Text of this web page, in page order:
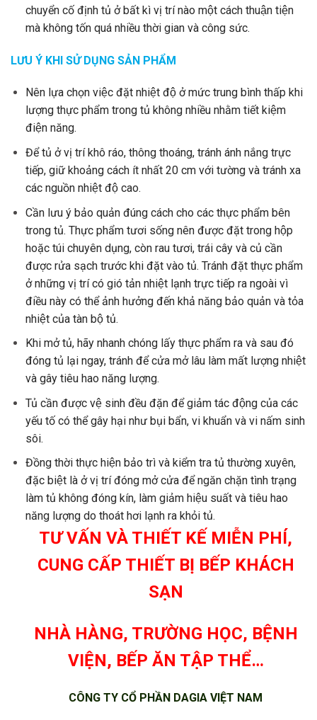
chuyển cố định tủ ở bất kì vị trí nào một cách thuận tiện
mà không tốn quá nhiều thời gian và công sức.
LƯU Ý KHI SỬ DỤNG SẢN PHẨM
Nên lựa chọn việc đặt nhiệt độ ở mức trung bình thấp khi
lượng thực phẩm trong tủ không nhiều nhằm tiết kiệm
điện năng.
Để tủ ở vị trí khô ráo, thông thoáng, tránh ánh nắng trực
tiếp, giữ khoảng cách ít nhất 20 cm với tường và tránh xa
các nguồn nhiệt độ cao.
Cần lưu ý bảo quản đúng cách cho các thực phẩm bên
trong tủ. Thực phẩm tươi sống nên được đặt trong hộp
hoặc túi chuyên dụng, còn rau tươi, trái cây và củ cần
được rửa sạch trước khi đặt vào tủ. Tránh đặt thực phẩm
ở những vị trí có gió tản nhiệt lạnh trực tiếp ra ngoài vì
điều này có thể ảnh hưởng đến khả năng bảo quản và tỏa
nhiệt của tàn bộ tủ.
Khi mở tủ, hãy nhanh chóng lấy thực phẩm ra và sau đó
đóng tủ lại ngay, tránh để cửa mở lâu làm mất lượng nhiệt
và gây tiêu hao năng lượng.
Tủ cần được vệ sinh đều đặn để giảm tác động của các
yếu tố có thể gây hại như bụi bẩn, vi khuẩn và vi nấm sinh
sôi.
Đồng thời thực hiện bảo trì và kiểm tra tủ thường xuyên,
đặc biệt là ở vị trí đóng mở cửa để ngăn chặn tình trạng
làm tủ không đóng kín, làm giảm hiệu suất và tiêu hao
năng lượng do thoát hơi lạnh ra khỏi tủ.
TƯ VẤN VÀ THIẾT KẾ MIỄN PHÍ,
CUNG CẤP THIẾT BỊ BẾP KHÁCH
SẠN
NHÀ HÀNG, TRƯỜNG HỌC, BỆNH
VIỆN, BẾP ĂN TẬP THỂ…
CÔNG TY CỔ PHẦN DAGIA VIỆT NAM